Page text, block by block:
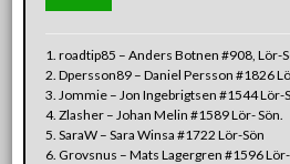
1. roadtip85 – Anders Botnen #908, Lör-
2. Dpersson89 – Daniel Persson #1826
3. Jommie – Jon Ingebrigtsen #1544 Lör-
4. Zlasher – Johan Melin #1589 Lör- Sön.
5. SaraW – Sara Winsa #1722 Lör-Sön
6. Grovsnus – Mats Lagergren #1596